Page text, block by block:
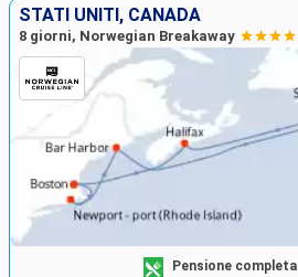
STATI UNITI, CANADA
8 giorni, Norwegian Breakaway
Pensione completa